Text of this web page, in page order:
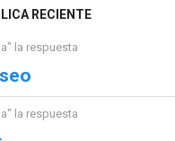
RECIENTE
la respuesta
la respuesta